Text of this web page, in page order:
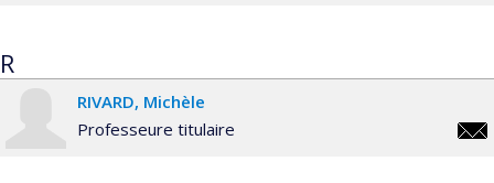
R
RIVARD Michèle
Professeure titulaire